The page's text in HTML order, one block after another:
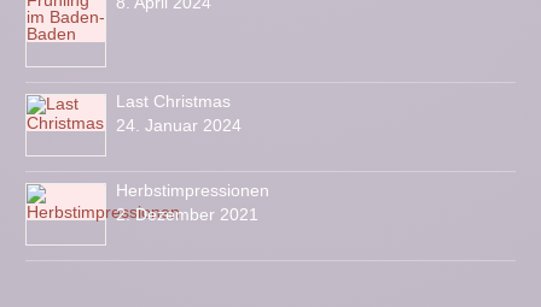
Last Christmas
24. Januar 2024
Herbstimpressionen
2. Dezember 2021